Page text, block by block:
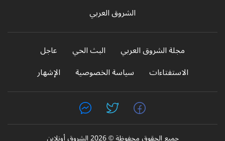
الشروق العربي
مجلة الشروق العربي البث الحي
عاجل
الاستفتاءات
سياسة الخصوصية الإشهار